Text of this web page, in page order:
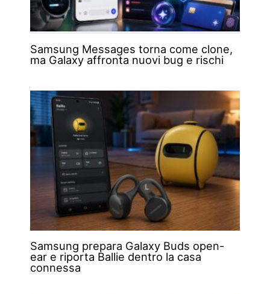
Samsung Messages torna come clone,
ma Galaxy affronta nuovi bug e rischi
Samsung prepara Galaxy Buds open-
ear e riporta Ballie dentro la casa
connessa